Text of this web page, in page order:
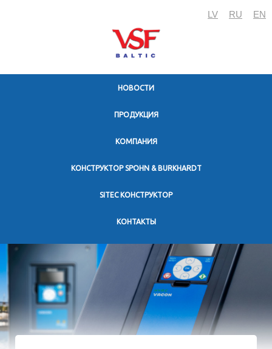
LV RU EN
HОВОСТИ
ПРОДУКЦИЯ
KОМПАНИЯ
КОНСТРУКТОР SPOHN & BURKHARDT
SITEC КОНСТРУКТОР
KОНТАКТЫ